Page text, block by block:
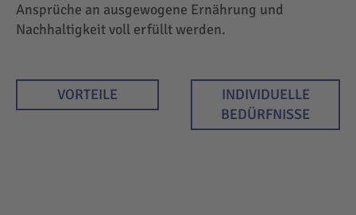
Ansprüche an ausgewogene Ernährung und
Nachhaltigkeit voll erfüllt werden.
VORTEILE
INDIVIDUELLE
BEDÜRFNISSE